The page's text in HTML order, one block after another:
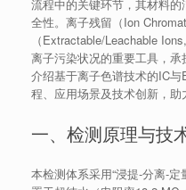
流程中的关键环节，其材料
全性。离子残留（Ion
（Extractable/Leachable
离子污染状况的重要工具，
介绍基于离子色谱技术的IC
程、应用场景及技术创新，助
一、检测原理与技
本检测体系采用“浸提-分离-